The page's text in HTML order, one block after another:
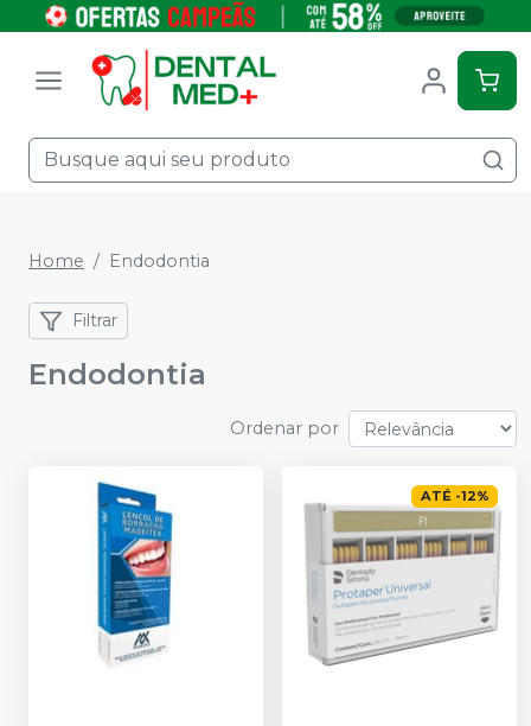
Home Endodontia
Filtrar
Endodontia
Ordenar por
ATÉ -12%